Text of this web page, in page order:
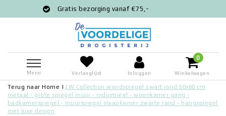
vanaf €75,-
Menu Verlanglijst Inloggen
0
Winkelwagen
Terug naar Home | LW Collection wandspiegel zwart rond 60x60 cm
metaal - grote spiegel muur - industrieel - woonkamer gang -
badkamerspiegel - muurspiegel slaapkamer zwarte rand - hangspiegel
met luxe design